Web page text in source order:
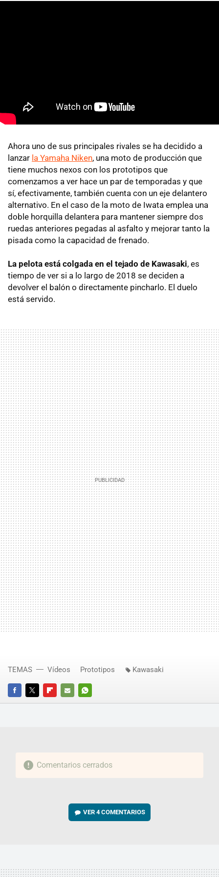
Ahora uno de sus principales rivales se ha decidido a
lanzar la Yamaha Niken, una moto de producción que
tiene muchos nexos con los prototipos que
comenzamos a ver hace un par de temporadas y que
sí, efectivamente, también cuenta con un eje delantero
alternativo. En el caso de la moto de Iwata emplea una
doble horquilla delantera para mantener siempre dos
ruedas anteriores pegadas al asfalto y mejorar tanto la
pisada como la capacidad de frenado.
La pelota está colgada en el tejado de Kawasaki, es
tiempo de ver si a lo largo de 2018 se deciden a
devolver el balón o directamente pincharlo. El duelo
está servido.
FACEBOOKTWITTERFLIPBOARD
E-
WHATSAPP
TEMAS Vídeos Prototipos Kawasaki
Comentarios cerrados
VER4 COMENTARIOS